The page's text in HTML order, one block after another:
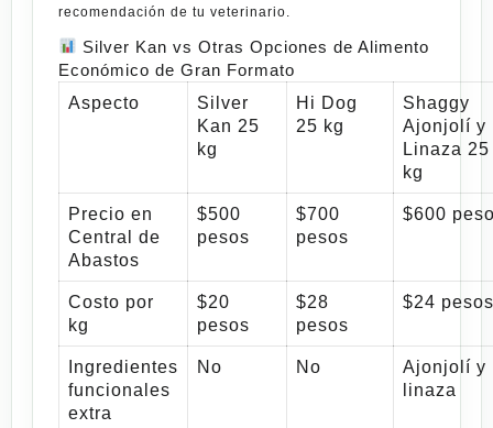
recomendación de tu veterinario.
Silver Kan vs Otras Opciones de Alimento
Económico de Gran Formato
Aspecto
Silver
Kan 25
kg
Hi Dog
25 kg
Shaggy
Ajonjolí y
Linaza 25
kg
Precio en
Central de
Abastos
$500
pesos
$700
pesos
$600
Costo por
kg
$20
pesos
$28
pesos
$24 pesos
Ingredientes
funcionales
extra
No No
Ajonjolí y
linaza